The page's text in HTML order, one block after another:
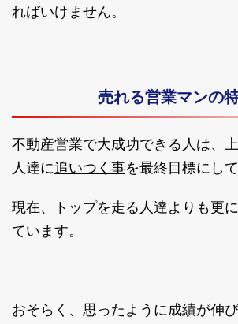
ればいけません。
売れる営業マンの
不動産営業で大成功できる人は、
人達に追いつく事を最終目標にし
現在、トップを走る人達よりも更
ています。
おそらく、思ったように成績が伸